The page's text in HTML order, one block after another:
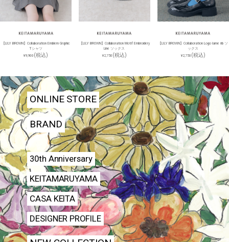
【LILY BROWN】Collaboration Emblem Graphic
Tシャツ
¥9,900 (税込)
【LILY BROWN】Collaboration Motif Embroidery
Line ソックス
¥2,750 (税込)
【LILY BROWN】Collaboration Logo lame rib ソ
ックス
¥2,750 (税込)
ONLINE STORE
BRAND
30th Anniversary
KEITAMARUYAMA
CASA KEITA
DESIGNER PROFILE